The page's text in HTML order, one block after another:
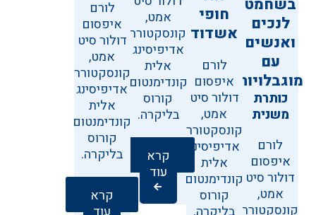
בשחמט
לנכים
ואנשים
עם
מוגבלויות
כותרת
משנית
לורם
איפסום
דולור סיט
אמט,
קונסקטורר
חופי
אשדוד
לורם
איפסום
דולור סיט
אמט,
קונסקטורר
אדיפיסינג
אלית
קונדימנטום
קורוס
אמט,
קונסקטורר
אדיפיסינג
אלית
קונדימנטום
קורוס
בליקרה.
קרא
עוד
לורם
איפסום
דולור סיט
אמט,
קונסקטורר
אדיפיסינג
אלית
קונדימנטום
קורוס
בליקרה.
קרא